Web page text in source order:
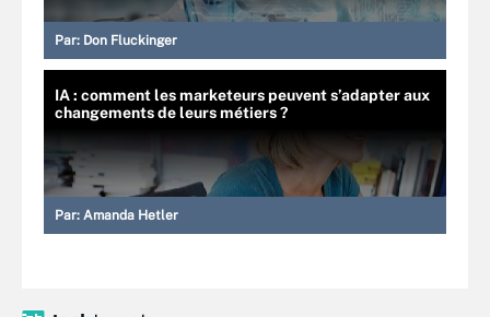
Par: Don Fluckinger
IA : comment les marketeurs peuvent s’adapter aux
changements de leurs métiers ?
Par: Amanda Hetler